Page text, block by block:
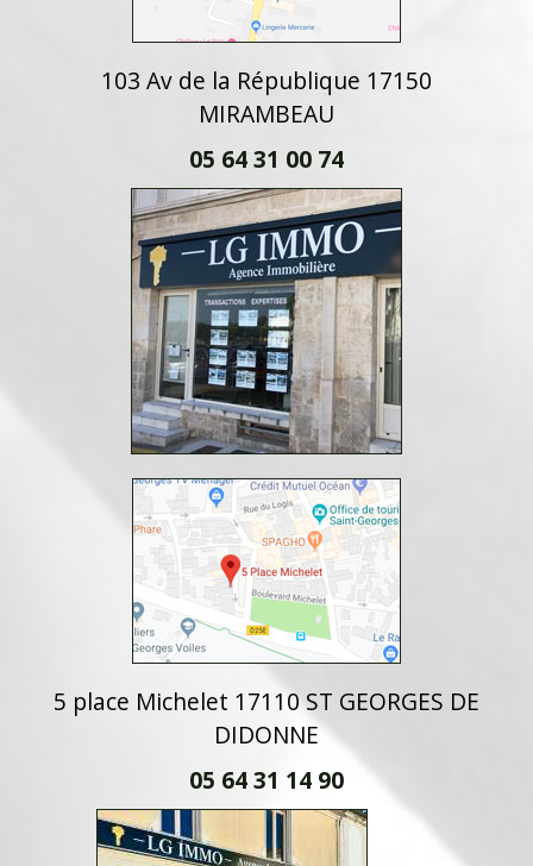
103 Av de la République 17150
MIRAMBEAU
05 64 31 00 74
5 place Michelet 17110 ST GEORGES DE
DIDONNE
05 64 31 14 90